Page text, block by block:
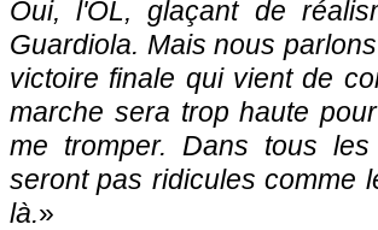
Oui, l'OL, glaçant de
Guardiola. Mais nous
victoire finale qui vient de
marche sera trop haute
me tromper. Dans tous
seront pas ridicules comme
là.»